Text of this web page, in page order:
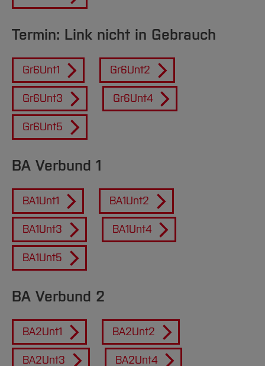
Termin: Link nicht in Gebrauch
Gr6Unt1 Gr6Unt2
Gr6Unt3 Gr6Unt4
Gr6Unt5
BA Verbund 1
BA1Unt1 BA1Unt2
BA1Unt3 BA1Unt4
BA1Unt5
BA Verbund 2
BA2Unt1 BA2Unt2
BA2Unt3 BA2Unt4